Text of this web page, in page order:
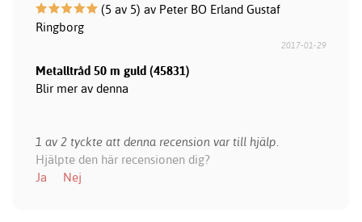
(5 av 5) av Peter BO Erland Gustaf
Ringborg
2017-01-29
Metalltråd 50 m guld (45831)
Blir mer av denna
1 av 2 tyckte att denna recension var till hjälp.
Hjälpte den här recensionen dig?
Ja
Nej